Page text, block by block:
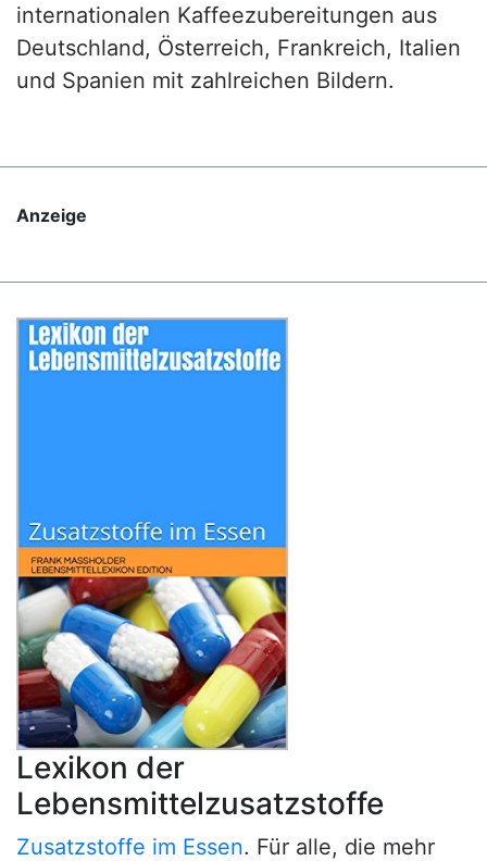
internationalen Kaffeezubereitungen aus
Deutschland, Österreich, Frankreich, Italien
und Spanien mit zahlreichen Bildern.
Anzeige
Lexikon der
Lebensmittelzusatzstoffe
Zusatzstoffe im Essen. Für alle, die mehr